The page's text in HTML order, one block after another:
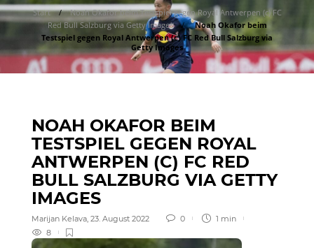
Start
Noah Okafor beim Testspiel gegen Royal Antwerpen (c) FC
Red Bull Salzburg via Getty Images
Noah Okafor beim
Testspiel gegen Royal Antwerpen (c) FC Red Bull Salzburg via
Getty Images
NOAH OKAFOR BEIM
TESTSPIEL GEGEN ROYAL
ANTWERPEN (C) FC RED
BULL SALZBURG VIA GETTY
IMAGES
Marijan Kelava, 23. August 2022 0
1 min
8